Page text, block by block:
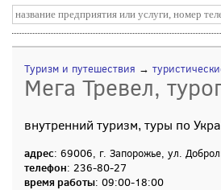
Туризм и путешествия →
Мега Тревел,
внутренний туризм, туры по
адрес: 69006, г. Запорожье, ул.
телефон: 236-80-27
время работы: 09:00-18:00